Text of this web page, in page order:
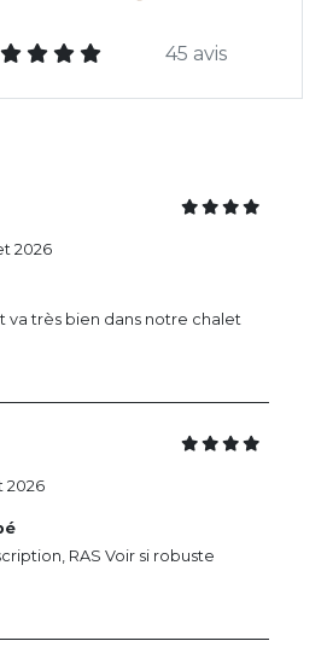
45 avis
va très bien dans notre chalet
2026
RAS Voir si robuste
2026